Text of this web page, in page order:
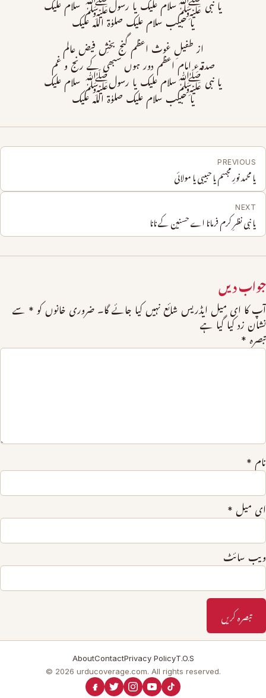
یا نبی ﷺسلام علیک یا رسولﷺ سلام علیک
یا حبیب سلام علیک صلوٰۃ اللہ علیک
از طفیلِ غوث اعظم گنج بخشِ فیض عالم
صدقہء امام اعظم دور ہوں سبھی کے رنج و غم
یا نبی ﷺسلام علیک یا رسولﷺ سلام علیک
یا حبیب سلام علیک صلوٰۃ اللہ علیک
PREVIOUS
یا محمد نورِ مجسم یا حبیبی یا مولائی
NEXT
یا نبی نظرِ کرم فرمانا اے حسنین کے نانا
جواب دیں
آپ کا ای میل ایڈریس شائع نہیں کیا جائے گا۔ ضروری خانوں کو * سے
نشان زد کیا گیا ہے
تبصرہ *
نام *
ای میل *
ویب‌ سائٹ
AboutContactPrivacy PolicyT.O.S
© 2026 urducoverage.com. All rights reserved.